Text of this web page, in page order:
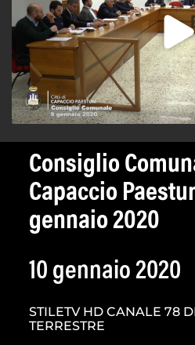
Consiglio
Capaccio
gennaio 2020
10 gennaio 2020
STILETV HD CANALE 78
TERRESTRE